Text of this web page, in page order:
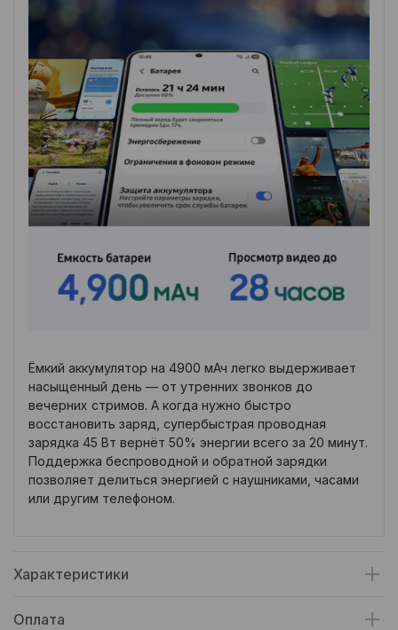
Ёмкий аккумулятор на 4900 мАч легко выдерживает
насыщенный день — от утренних звонков до
вечерних стримов. А когда нужно быстро
восстановить заряд, супербыстрая проводная
зарядка 45 Вт вернёт 50% энергии всего за 20 минут.
Поддержка беспроводной и обратной зарядки
позволяет делиться энергией с наушниками, часами
или другим телефоном.
Характеристики
Оплата